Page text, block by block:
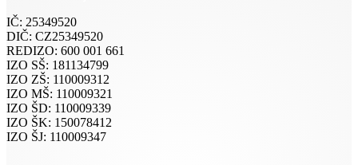
IČ: 25349520
DIČ: CZ25349520
REDIZO: 600 001 661
IZO SŠ: 181134799
IZO ZŠ: 110009312
IZO MŠ: 110009321
IZO ŠD: 110009339
IZO ŠK: 150078412
IZO ŠJ: 110009347